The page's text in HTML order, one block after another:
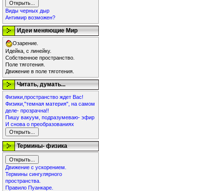
Виды черных дыр
Антимир возможен?
Идеи меняющие Мир
Озарение.
Идейка, с линейку.
Собственное пространство.
Поле тяготения.
Движение в поле тяготения.
Читать, думать...
Физики,пространство ждет Вас!
Физики,"темная материя", на самом
деле- прозрачна!!
Пишу вакуум, подразумеваю- эфир
И снова о преобразованиях
Термины- физика
Движение с ускорением.
Термины сингулярного
пространства.
Правило Пуанкаре.